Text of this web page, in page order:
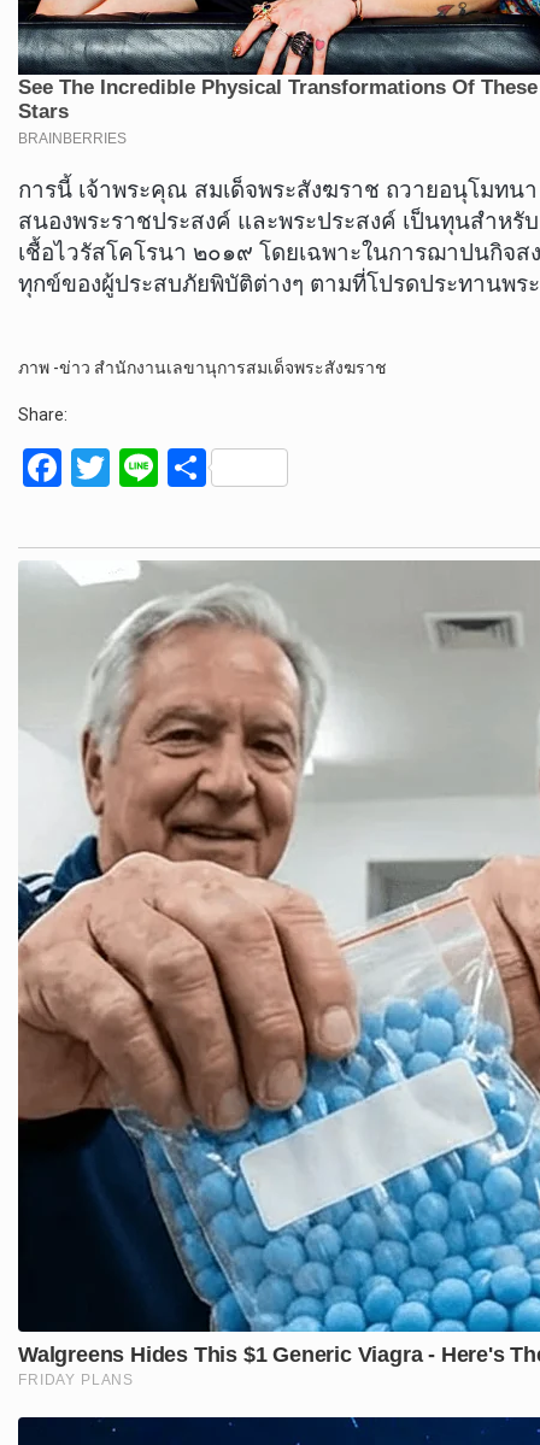
การนี้ เจ้าพระคุณ สมเด็จพระสังฆราช ถวายอนุโมทน
สนองพระราชประสงค์ และพระประสงค์ เป็นทุนสำห
เชื้อไวรัสโคโรนา ๒๐๑๙ โดยเฉพาะในการฌาปนกิจ
ทุกข์ของผู้ประสบภัยพิบัติต่างๆ ตามที่โปรดประทานพร
ภาพ -ข่าว สำนักงานเลขานุการสมเด็จพระสังฆราช
Share:
F
ce
b
T
tt
er
Li
e
S
ar
e